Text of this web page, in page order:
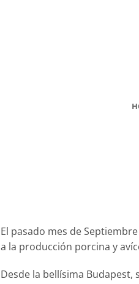
El pasado mes de
a la producción porcina y
Desde la bellísima